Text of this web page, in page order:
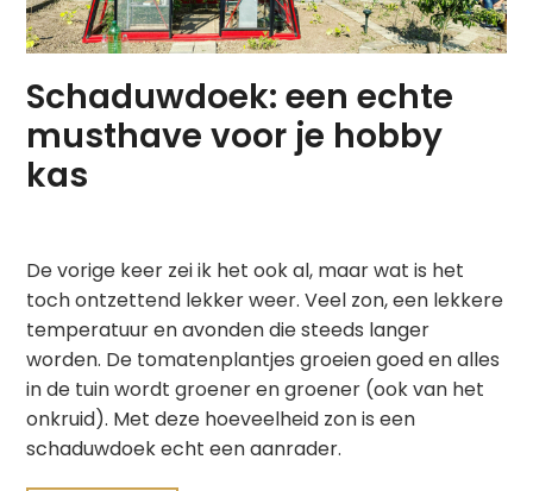
Schaduwdoek: een echte
musthave voor je hobby
kas
De vorige keer zei ik het ook al, maar wat is het
toch ontzettend lekker weer. Veel zon, een lekkere
temperatuur en avonden die steeds langer
worden. De tomatenplantjes groeien goed en alles
in de tuin wordt groener en groener (ook van het
onkruid). Met deze hoeveelheid zon is een
schaduwdoek echt een aanrader.